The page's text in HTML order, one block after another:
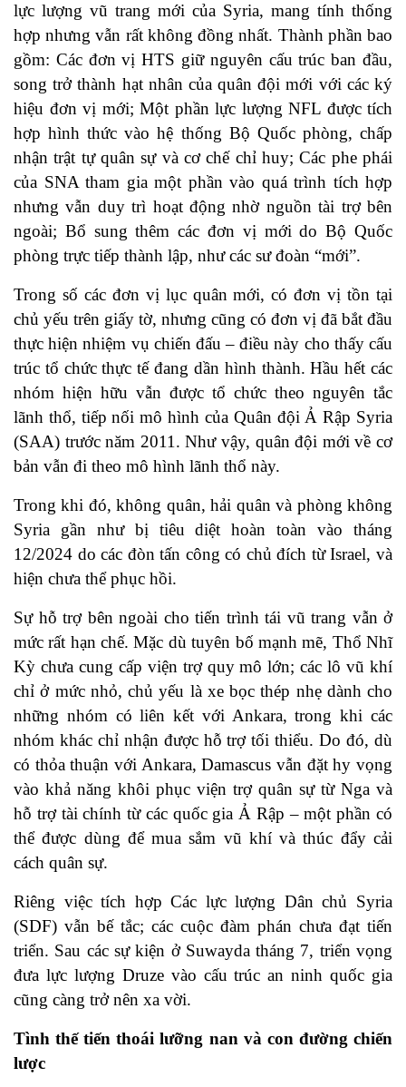
lực lượng vũ trang mới của Syria, mang tính thống
hợp nhưng vẫn rất không đồng nhất. Thành phần bao
gồm: Các đơn vị HTS giữ nguyên cấu trúc ban đầu,
song trở thành hạt nhân của quân đội mới với các ký
hiệu đơn vị mới; Một phần lực lượng NFL được tích
hợp hình thức vào hệ thống Bộ Quốc phòng, chấp
nhận trật tự quân sự và cơ chế chỉ huy;Các phe phái
của SNA tham gia một phần vào quá trình tích hợp
nhưng vẫn duy trì hoạt động nhờ nguồn tài trợ bên
ngoài; Bổ sung thêm các đơn vị mới do Bộ Quốc
phòng trực tiếp thành lập, như các sư đoàn “mới”.
Trong số các đơn vị lục quân mới, có đơn vị tồn tại
chủ yếu trên giấy tờ, nhưng cũng có đơn vị đã bắt đầu
thực hiện nhiệm vụ chiến đấu – điều này cho thấy cấu
trúc tổ chức thực tế đang dần hình thành. Hầu hết các
nhóm hiện hữu vẫn được tổ chức theo nguyên tắc
lãnh thổ, tiếp nối mô hình của Quân đội Ả Rập Syria
(SAA) trước năm 2011. Như vậy, quân đội mới về cơ
bản vẫn đi theo mô hình lãnh thổ này.
Trong khi đó, không quân, hải quân và phòng không
Syria gần như bị tiêu diệt hoàn toàn vào tháng
12/2024 do các đòn tấn công có chủ đích từ Israel, và
hiện chưa thể phục hồi.
Sự hỗ trợ bên ngoài cho tiến trình tái vũ trang vẫn ở
mức rất hạn chế. Mặc dù tuyên bố mạnh mẽ, Thổ Nhĩ
Kỳ chưa cung cấp viện trợ quy mô lớn; các lô vũ khí
chỉ ở mức nhỏ, chủ yếu là xe bọc thép nhẹ dành cho
những nhóm có liên kết với Ankara, trong khi các
nhóm khác chỉ nhận được hỗ trợ tối thiểu. Do đó, dù
có thỏa thuận với Ankara, Damascus vẫn đặt hy vọng
vào khả năng khôi phục viện trợ quân sự từ Nga và
hỗ trợ tài chính từ các quốc gia Ả Rập – một phần có
thể được dùng để mua sắm vũ khí và thúc đẩy cải
cách quân sự.
Riêng việc tích hợp Các lực lượng Dân chủ Syria
(SDF) vẫn bế tắc; các cuộc đàm phán chưa đạt tiến
triển. Sau các sự kiện ở Suwayda tháng 7, triển vọng
đưa lực lượng Druze vào cấu trúc an ninh quốc gia
cũng càng trở nên xa vời.
Tình thế tiến thoái lưỡng nan và con đường chiến
lược